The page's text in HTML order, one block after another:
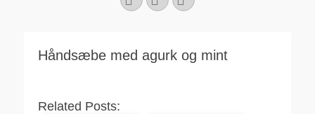
Håndsæbe med agurk og mint
Related Posts: